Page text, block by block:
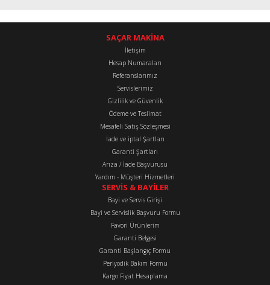
konularda yetersiz gördüğünüz noktaları öneri formunu kullanarak
Görüş ve önerileriniz için teşekkür ederiz.
Ürün resmi kalitesiz, bozuk veya görüntülenemiyor.
Ürün bilgilerinde hatalar bulunuyor.
Ürün fiyatı diğer sitelerden daha pahalı.
Bu ürüne benzer farklı alternatifler olmalı.
Gönder
SAÇAR MAKİNA
İletişim
Hesap Numaraları
Referanslarımız
Servislerimiz
Gizlilik ve Güvenlik
Ödeme ve Teslimat
Mesafeli Satış Sözleşmesi
İade ve iptal Şartları
Garanti Şartları
Arıza / İade Başvurusu
Yardım - Müşteri Hizmetleri
SERVİS & BAYİLER
Bayi ve Servis Girişi
Bayi ve Servislik Başvuru Formu
Favori Ürünlerim
Garanti Belgesi
Garanti Başlangıç Formu
Periyodik Bakım Formu
Kargo Fiyat Hesaplama